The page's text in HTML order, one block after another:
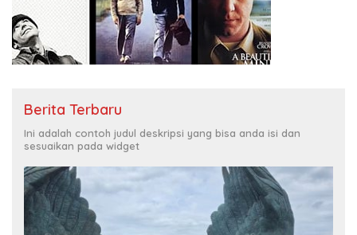
Berita Terbaru
Ini adalah contoh judul deskripsi yang bisa anda isi dan
sesuaikan pada widget